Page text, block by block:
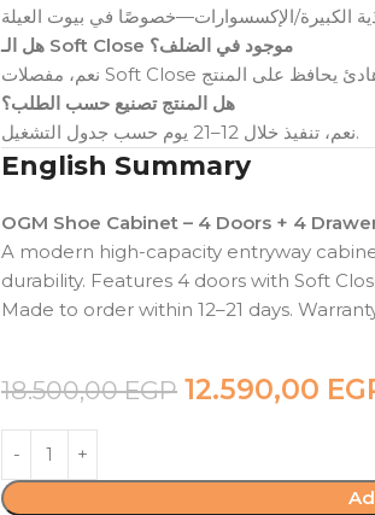
هل الـ Soft Close موجود في الضلف؟
هل المنتج تصنيع حسب الطلب؟
نعم، تنفيذ خلال 12–21 يوم حسب جدول التشغيل.
English Summary
OGM Shoe Cabinet – 4 Doors + 4
A modern high-capacity entryway
durability. Features 4 doors with Soft
Made to order within 12–21 days.
18.500,00EGP 12.590,00